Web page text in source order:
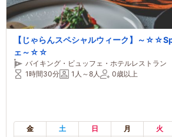
【じゃらんスペシャルウィーク】～
ェ～☆☆
バイキング・ビュッフェ・ホテルレストラン
1時間30分
1人～8人 0歳以上
金 土 日 月 火